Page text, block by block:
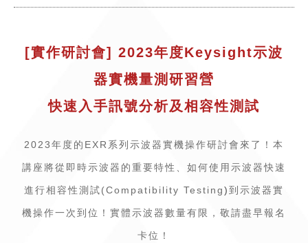
[實作研討會] 2023年度Keysight示波
器實機量測研習營
快速入手訊號分析及相容性測試
2023年度的EXR系列示波器實機操作研討會來了！本
講座將從即時示波器的重要特性、如何使用示波器快速
進行相容性測試(Compatibility Testing)到示波器實
機操作一次到位！實體示波器數量有限，敬請盡早報名
卡位！